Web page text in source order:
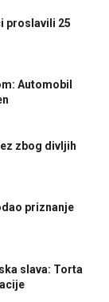
proslavili 25
Automobil
zbog divljih
priznanje
slava: Torta